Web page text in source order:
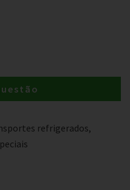
refrigerados,